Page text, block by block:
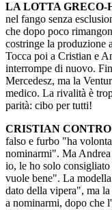
LA LOTTA GRECO-
nel fango senza
che dopo poco
costringe la produzione
Tocca poi a Cristian e
interrompe di nuovo.
Mercedesz, ma la
medico. La rivalità è
parità: cibo per tutti!
CRISTIAN
falso e furbo "ha
nominarmi". Ma
io, le ho solo
vuole bene". La
dato della vipera", ma
a nominarmi, dopo che